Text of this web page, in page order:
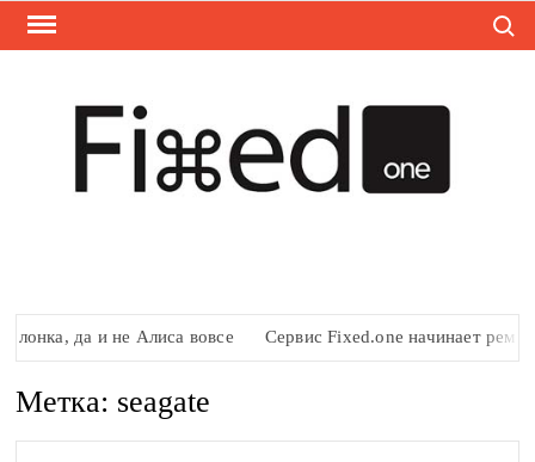
Перейти
да и не Алиса вовсе Сервис Fixed.one начинает
Метка: seagate